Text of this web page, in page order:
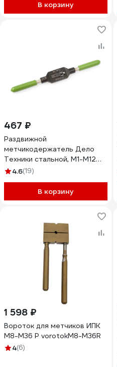
В корзину
467 ₽
Раздвижной
метчикодержатель Дело
Техники стальной, М1-M12
228052
4.6(19)
В корзину
1 598 ₽
Вороток для метчиков ИПК
М8-М36 Р vorotokM8-M36R
4(6)